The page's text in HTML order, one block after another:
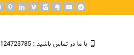
با ما در تماس باشید : 09124723785